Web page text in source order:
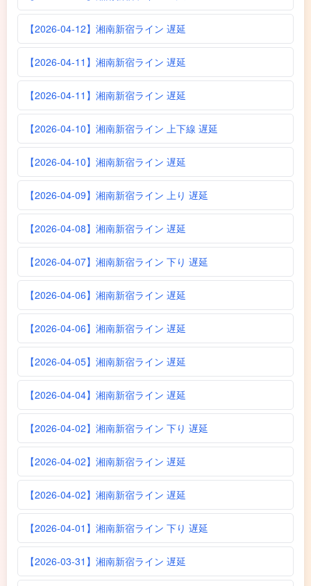
【2026-04-12】湘南新宿ライン 遅延
【2026-04-11】湘南新宿ライン 遅延
【2026-04-11】湘南新宿ライン 遅延
【2026-04-10】湘南新宿ライン 上下線 遅延
【2026-04-10】湘南新宿ライン 遅延
【2026-04-09】湘南新宿ライン 上り 遅延
【2026-04-08】湘南新宿ライン 遅延
【2026-04-07】湘南新宿ライン 下り 遅延
【2026-04-06】湘南新宿ライン 遅延
【2026-04-06】湘南新宿ライン 遅延
【2026-04-05】湘南新宿ライン 遅延
【2026-04-04】湘南新宿ライン 遅延
【2026-04-02】湘南新宿ライン 下り 遅延
【2026-04-02】湘南新宿ライン 遅延
【2026-04-02】湘南新宿ライン 遅延
【2026-04-01】湘南新宿ライン 下り 遅延
【2026-03-31】湘南新宿ライン 遅延